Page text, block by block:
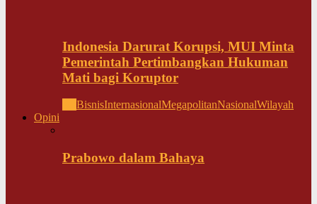
Indonesia Darurat Korupsi, MUI Minta
Pemerintah Pertimbangkan Hukuman
Mati bagi Koruptor
BisnisInternasionalMegapolitanNasionalWilayah
Opini
Prabowo dalam Bahaya